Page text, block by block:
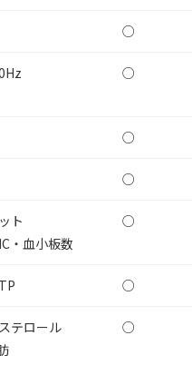
○
○
○
○
ト
・血小板数
○
○
テロール
○